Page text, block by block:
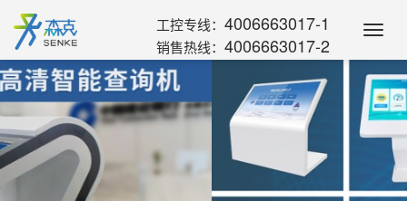
工控专线： 4006663017-1
销售热线： 4006663017-2